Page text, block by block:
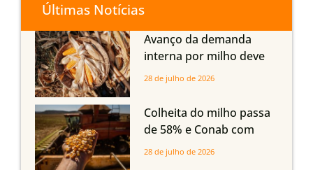
Últimas Notícias
Avanço da demanda
interna por milho deve
compensar aumento da
em Mato Grosso, aponta
Imea
28 de julho de 2026
Colheita do milho passa
de 58% e Conab com
boas produtividades em
28 de julho de 2026